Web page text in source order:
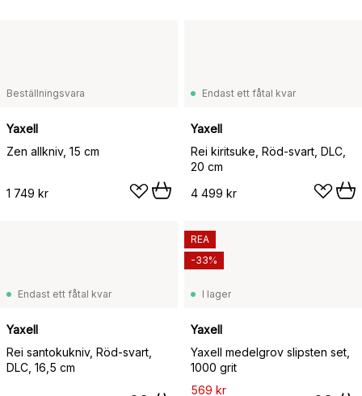
Beställningsvara
Yaxell
Zen allkniv, 15 cm
1 749 kr
Endast ett fåtal kvar
Yaxell
Rei kiritsuke, Röd-svart, DLC,
20 cm
4 499 kr
Endast ett fåtal kvar
Yaxell
Rei santokukniv, Röd-svart,
DLC, 16,5 cm
I lager
Yaxell
Yaxell medelgrov slipsten set,
1000 grit
569 kr
REA
-33%